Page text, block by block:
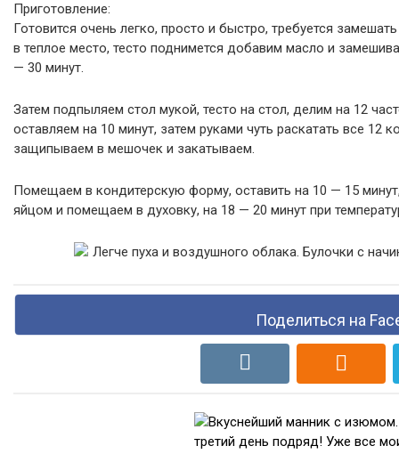
Приготовление:
Готовится очень легко, просто и быстро, требуется
в теплое место, тесто поднимется добавим масло и
— 30 минут.
Затем подпыляем стол мукой, тесто на стол, делим на 12
оставляем на 10 минут, затем руками чуть раскатать все 12
защипываем в мешочек и закатываем.
Помещаем в кондитерскую форму, оставить на 10 — 15
яйцом и помещаем в духовку, на 18 — 20 минут при
Поделиться на